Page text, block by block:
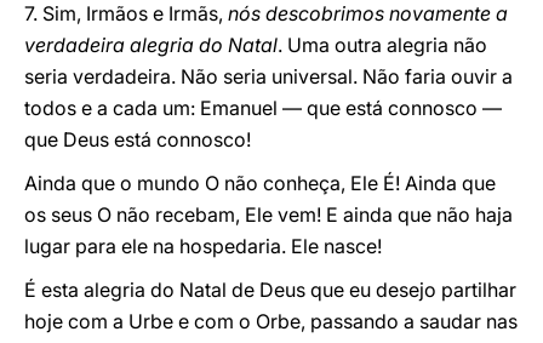
7. Sim, Irmãos e Irmãs, nós descobrimos novamente a
verdadeira alegria do Natal. Uma outra alegria não
seria verdadeira. Não seria universal. Não faria ouvir a
todos e a cada um: Emanuel — que está connosco —
que Deus está connosco!
Ainda que o mundo O não conheça, Ele É! Ainda que
os seus O não recebam, Ele vem! E ainda que não haja
lugar para ele na hospedaria. Ele nasce!
É esta alegria do Natal de Deus que eu desejo partilhar
hoje com a Urbe e com o Orbe, passando a saudar nas